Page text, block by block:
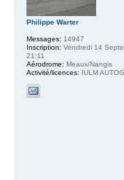
Philippe Warter
Messages: 14947
Inscription: Vendredi 14
21:11
Aérodrome: Meaux/Nangis
Activité/licences: IULM